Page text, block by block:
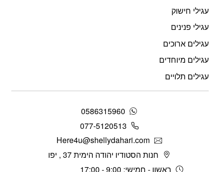
עגילי חישוק
עגילי פנינים
עגילים ארוכים
עגילים מיוחדים
עגילים תלויים
0586315960
077-5120513
Here4u@shellydahari.com
חנות הסטודיו יהודה הימית 37 , יפו
ראשון - חמישי: 9:00 - 17:00